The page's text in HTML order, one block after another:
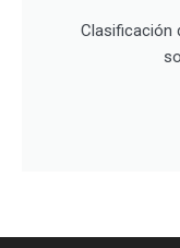
Clasificación